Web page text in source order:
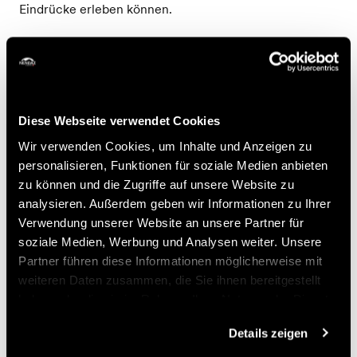
Diese Webseite verwendet Cookies
Wir verwenden Cookies, um Inhalte und Anzeigen zu
personalisieren, Funktionen für soziale Medien anbieten
zu können und die Zugriffe auf unsere Website zu
analysieren. Außerdem geben wir Informationen zu Ihrer
Verwendung unserer Website an unsere Partner für
soziale Medien, Werbung und Analysen weiter. Unsere
Partner führen diese Informationen möglicherweise mit
weiteren Daten zusammen, die Sie ihnen bereitgestellt
Details zeigen
Eindrücke erleben können.
gemütlicher Atmosphäre ein kleiner Imbiss offeriert. Ein
ihren respektvollen Umgang mit der Tierwelt zu
fördern.
Preise
Preis
Kind 33.-CHF